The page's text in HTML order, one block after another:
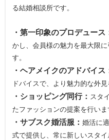
る結婚相談所です。
・第一印象のプロデュース
かし、会員様の魅力を最大限
す。
・ヘアメイクのアドバイス
ドバイスで、より魅力的な外見
・ショッピング同行： スタ
たファッションの提案を行いま
・サブスク婚活服：婚活に
式で提供し、常に新しいスタイ